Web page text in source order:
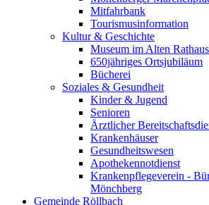
Mitfahrbank
Tourismusinformation
Kultur & Geschichte
Museum im Alten Rathaus
650jähriges Ortsjubiläum
Bücherei
Soziales & Gesundheit
Kinder & Jugend
Senioren
Ärztlicher
Krankenhäuser
Gesundheitswesen
Apothekennotdienst
Krankenpflegeverein -
Mönchberg
Gemeinde Röllbach